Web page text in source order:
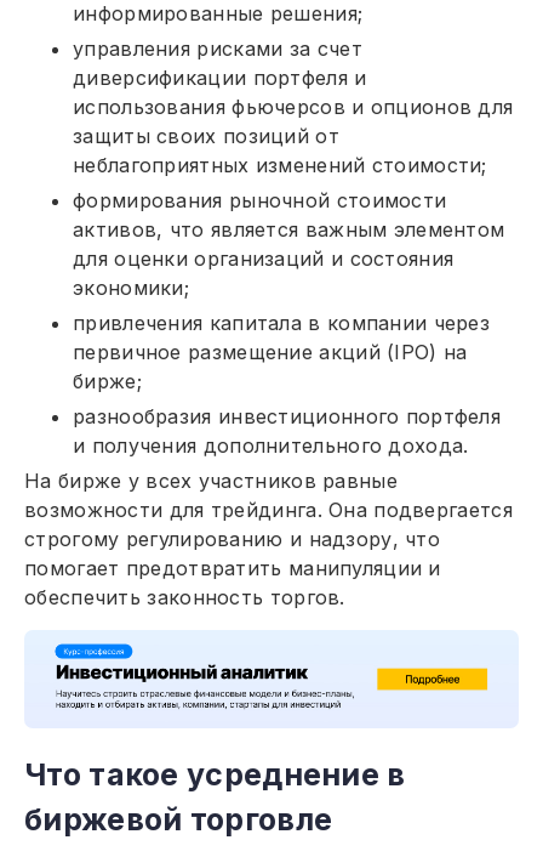
информированные решения;
управления рисками за счет
диверсификации портфеля и
использования фьючерсов и опционов для
защиты своих позиций от
неблагоприятных изменений стоимости;
формирования рыночной стоимости
активов, что является важным элементом
для оценки организаций и состояния
экономики;
привлечения капитала в компании через
первичное размещение акций (IPO) на
бирже;
разнообразия инвестиционного портфеля
и получения дополнительного дохода.
На бирже у всех участников равные
возможности для трейдинга. Она подвергается
строгому регулированию и надзору, что
помогает предотвратить манипуляции и
обеспечить законность торгов.
Что такое усреднение в
биржевой торговле